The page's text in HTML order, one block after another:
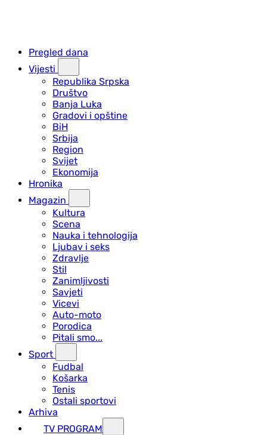
Pregled dana
Vijesti
Republika Srpska
Društvo
Banja Luka
Gradovi i opštine
BiH
Srbija
Region
Svijet
Ekonomija
Hronika
Magazin
Kultura
Scena
Nauka i tehnologija
Ljubav i seks
Zdravlje
Stil
Zanimljivosti
Savjeti
Vicevi
Auto-moto
Porodica
Pitali smo...
Sport
Fudbal
Košarka
Tenis
Ostali sportovi
Arhiva
TV PROGRAM